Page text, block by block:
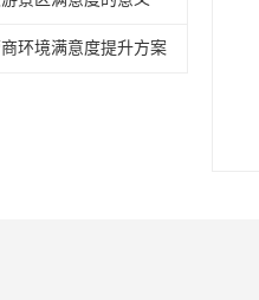
环境满意度提升方案